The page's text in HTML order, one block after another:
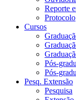
Reporte
Protocolo
Cursos
Pós-
Pós-
Pesq. Extensão
Pesquisa